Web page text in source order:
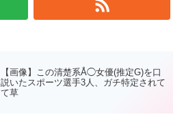
【画像】この清楚系Å◯女優(推定G)を口
説いたスポーツ選手3人、ガチ特定されて
て草